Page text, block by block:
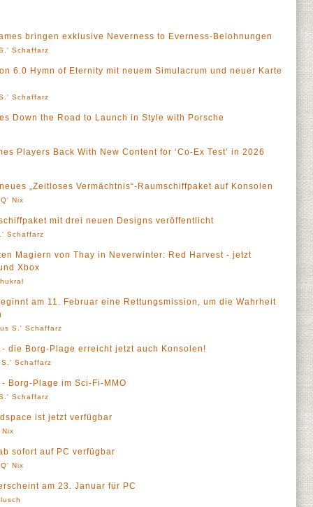
bringen exklusive Neverness to Everness-Belohnungen
Schaffarz
6.0 Hymn of Eternity mit neuem Simulacrum und neuer Karte
Schaffarz
Down the Road to Launch in Style with Porsche
Players Back With New Content for ‘Co-Ex Test’ in 2026
„Zeitloses Vermächtnis“-Raumschiffpaket auf Konsolen
Nix
mit drei neuen Designs veröffentlicht
Schaffarz
Magiern von Thay in Neverwinter: Red Harvest - jetzt
Xbox
am 11. Februar eine Rettungsmission, um die Wahrheit
S.' Schaffarz
die Borg-Plage erreicht jetzt auch Konsolen!
S.' Schaffarz
Borg-Plage im Sci-Fi-MMO
Schaffarz
ist jetzt verfügbar
sofort auf PC verfügbar
Nix
am 23. Januar für PC